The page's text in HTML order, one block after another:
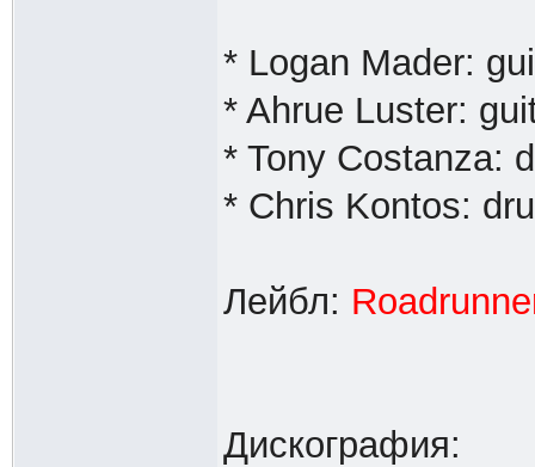
* Logan Mader:
* Ahrue Luster:
* Tony Costanza:
* Chris Kontos:
Лейбл:
Дискография: